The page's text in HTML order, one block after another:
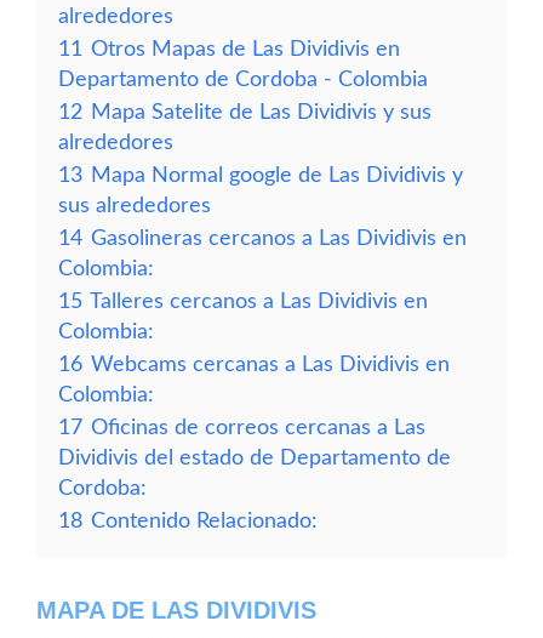
alrededores
11 Otros Mapas de Las Dividivis en
Departamento de Cordoba - Colombia
12 Mapa Satelite de Las Dividivis y sus
alrededores
13 Mapa Normal google de Las Dividivis y
sus alrededores
14 Gasolineras cercanos a Las Dividivis en
Colombia:
15 Talleres cercanos a Las Dividivis en
Colombia:
16 Webcams cercanas a Las Dividivis en
Colombia:
17 Oficinas de correos cercanas a Las
Dividivis del estado de Departamento de
Cordoba:
18 Contenido Relacionado:
MAPA DE LAS DIVIDIVIS